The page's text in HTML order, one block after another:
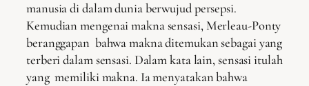
manusia di dalam dunia berwujud persepsi.
Kemudian mengenai makna sensasi, Merleau-Ponty
beranggapan bahwa makna ditemukan sebagai yang
terberi dalam sensasi. Dalam kata lain, sensasi itulah
yang memiliki makna. Ia menyatakan bahwa